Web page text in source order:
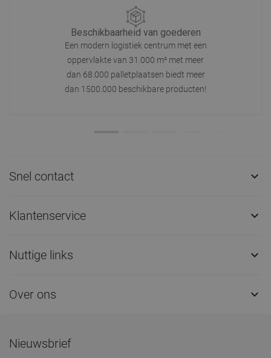
Beschikbaarheid van goederen
Een modern logistiek centrum met een
oppervlakte van 31.000 m² met meer
dan 68.000 palletplaatsen biedt meer
dan 1500.000 beschikbare producten!
Snel contact 
Klantenservice 
Nuttige links 
Over ons 
Nieuwsbrief